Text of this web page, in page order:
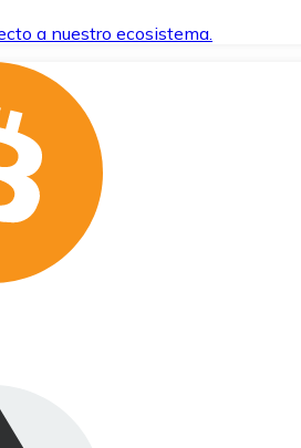
a nuestro ecosistema.